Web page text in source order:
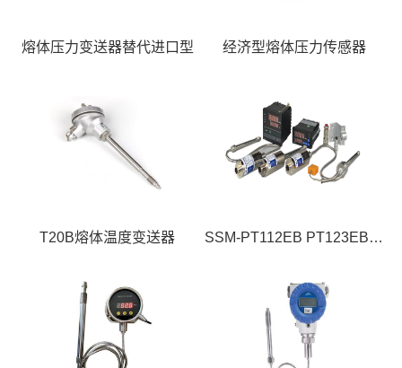
熔体压力变送器替代进口型 经济型熔体压力传感器
T20B熔体温度变送器 SSM-PT112EB PT123EB PT133EB 环保型熔体压力变送器